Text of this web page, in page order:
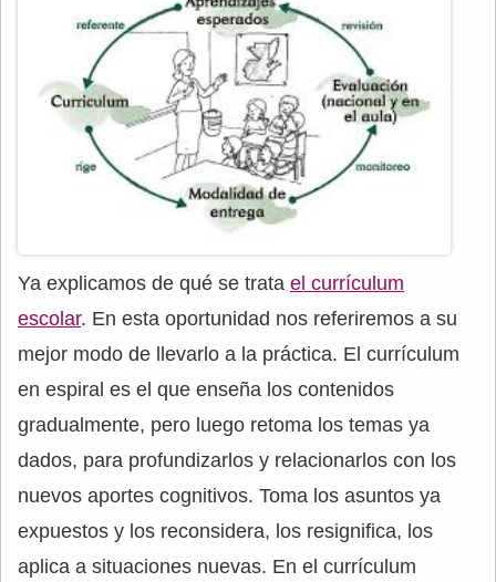
Ya explicamos de qué se trata el currículum
escolar. En esta oportunidad nos referiremos a su
mejor modo de llevarlo a la práctica. El currículum
en espiral es el que enseña los contenidos
gradualmente, pero luego retoma los temas ya
dados, para profundizarlos y relacionarlos con los
nuevos aportes cognitivos. Toma los asuntos ya
expuestos y los reconsidera, los resignifica, los
aplica a situaciones nuevas. En el currículum